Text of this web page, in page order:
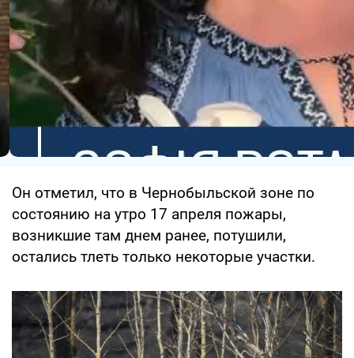
Он отметил, что в Чернобыльской зоне по
состоянию на утро 17 апреля пожары,
возникшие там днем ранее, потушили,
остались тлеть только некоторые участки.